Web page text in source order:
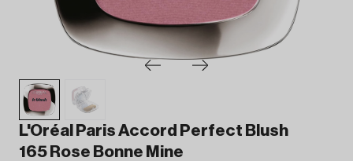
L'Oréal Paris Accord Perfect Blush
165 Rose Bonne Mine